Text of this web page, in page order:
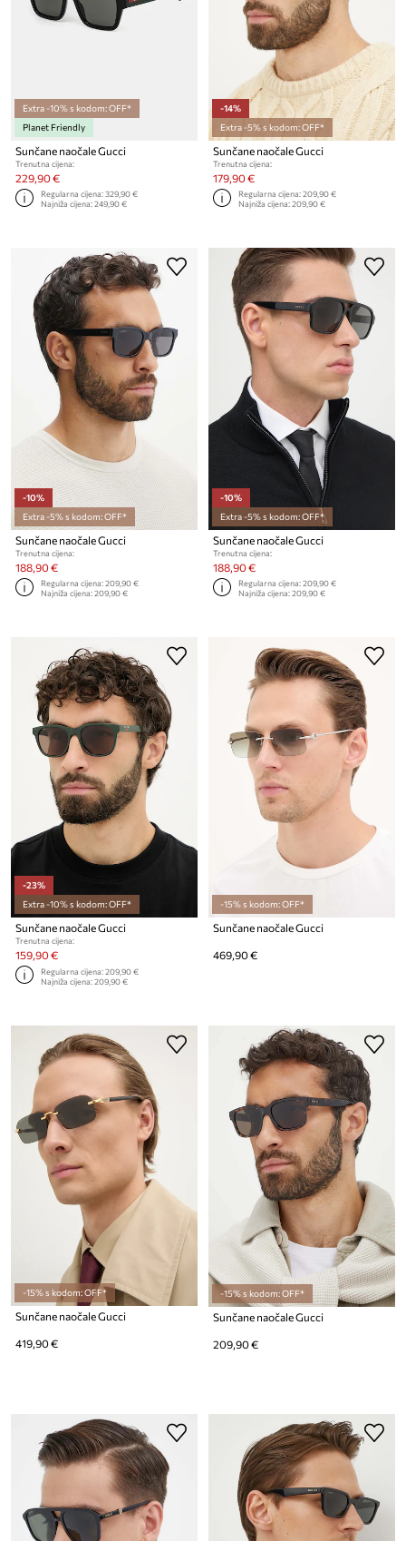
Extra -10% s kodom: OFF*
Planet Friendly
Sunčane naočale Gucci
Trenutna cijena:
229,90 €
Regularna cijena:329,90 €
Najniža cijena:249,90 €
-14%
Extra -5% s kodom: OFF*
Sunčane naočale Gucci
Trenutna cijena:
179,90 €
Regularna cijena:209,90 €
Najniža cijena:209,90 €
-10%
Extra -5% s kodom: OFF*
Sunčane naočale Gucci
Trenutna cijena:
188,90 €
Regularna cijena:209,90 €
Najniža cijena:209,90 €
-10%
Extra -5% s kodom: OFF*
Sunčane naočale Gucci
Trenutna cijena:
188,90 €
Regularna cijena:209,90 €
Najniža cijena:209,90 €
-23%
Extra -10% s kodom: OFF*
Sunčane naočale Gucci
Trenutna cijena:
159,90 €
Regularna cijena:209,90 €
Najniža cijena:209,90 €
-15% s kodom: OFF*
Sunčane naočale Gucci
469,90 €
-15% s kodom: OFF*
Sunčane naočale Gucci
419,90 €
-15% s kodom: OFF*
Sunčane naočale Gucci
209,90 €